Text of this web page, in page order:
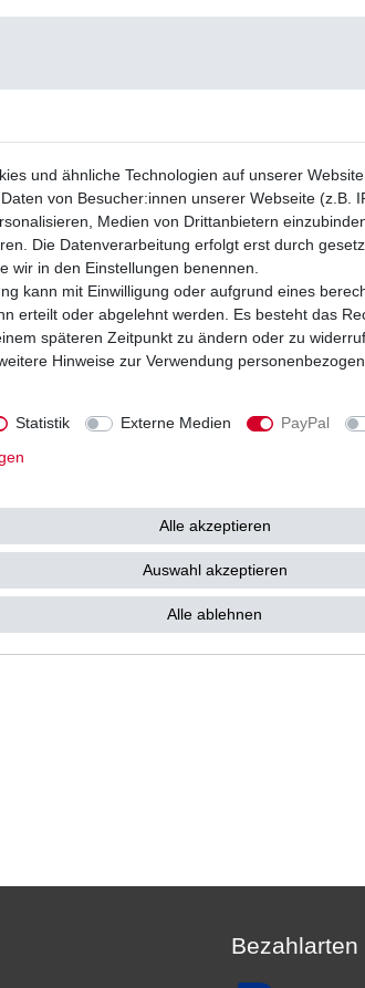
Bezahlarten
und ähnliche Technologien auf unserer
von Besucher:innen unserer Webseite (z.B.
Medien von Drittanbietern
Die Datenverarbeitung erfolgt erst durch
wir in den Einstellungen benennen.
kann mit Einwilligung oder aufgrund eines
erteilt oder abgelehnt werden. Es besteht das
späteren Zeitpunkt zu ändern oder zu
Hinweise zur Verwendung
Statistik Externe Medien PayPal
Alle akzeptieren
Auswahl akzeptieren
Alle ablehnen